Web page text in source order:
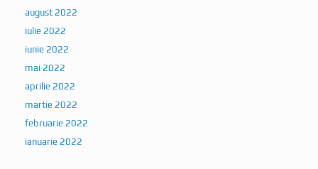
august 2022
iulie 2022
iunie 2022
mai 2022
aprilie 2022
martie 2022
februarie 2022
ianuarie 2022